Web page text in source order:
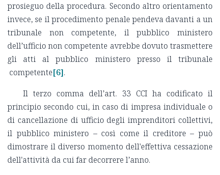
prosieguo della procedura. Secondo altro orientamento
invece, se il procedimento penale pendeva davanti a un
tribunale non competente, il pubblico ministero
dell’ufficio non competente avrebbe dovuto trasmettere
gli atti al pubblico ministero presso il tribunale
competente[6].
Il terzo comma dell’art. 33 CCI ha codificato il
principio secondo cui, in caso di impresa individuale o
di cancellazione di ufficio degli imprenditori collettivi,
il pubblico ministero – così come il creditore – può
dimostrare il diverso momento dell'effettiva cessazione
dell'attività da cui far decorrere l’anno.